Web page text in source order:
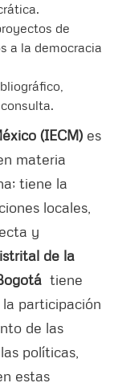
de
a la democracia
(IECM) es
materia
tiene la
locales,
y
de la
tiene
participación
de las
políticas,
estas